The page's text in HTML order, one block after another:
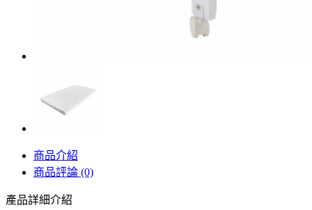
商品介紹
商品評論 (0)
產品詳細介紹